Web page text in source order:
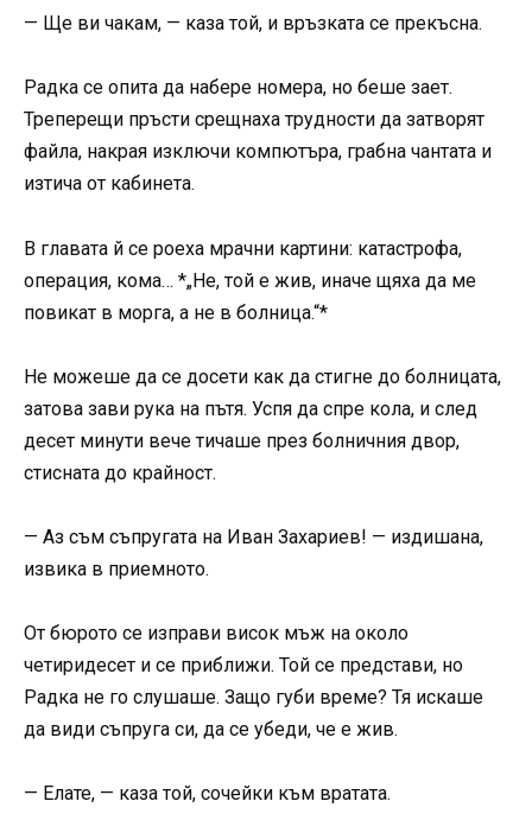
— Ще ви чакам, — каза той, и връзката се прекъсна.
Радка се опита да набере номера, но беше зает.
Треперещи пръсти срещнаха трудности да затворят
файла, накрая изключи компютъра, грабна чантата и
изтича от кабинета.
В главата й се роеха мрачни картини: катастрофа,
операция, кома… *„Не, той е жив, иначе щяха да ме
повикат в морга, а не в болница.“*
Не можеше да се досети как да стигне до болницата,
затова зави рука на пътя. Успя да спре кола, и след
десет минути вече тичаше през болничния двор,
стисната до крайност.
— Аз съм съпругата на Иван Захариев! — издишана,
извика в приемното.
От бюрото се изправи висок мъж на около
четиридесет и се приближи. Той се представи, но
Радка не го слушаше. Защо губи време? Тя искаше
да види съпруга си, да се убеди, че е жив.
— Елате, — каза той, сочейки към вратата.